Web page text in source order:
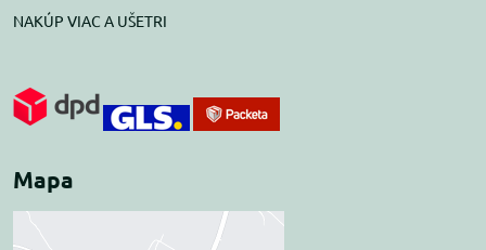
NAKÚP VIAC A UŠETRI
Mapa